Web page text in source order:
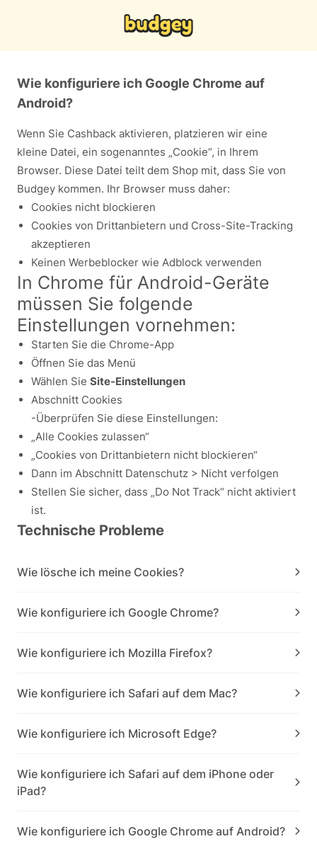
Technische Probleme
Wie lösche ich meine Cookies?
Wie konfiguriere ich Google Chrome?
Wie konfiguriere ich Mozilla Firefox?
Wie konfiguriere ich Safari auf dem Mac?
Wie konfiguriere ich Microsoft Edge?
Wie konfiguriere ich Safari auf dem iPhone oder
iPad?
Wie konfiguriere ich Google Chrome auf Android?
Wie konfiguriere ich Google Chrome auf
Android?
Wenn Sie Cashback aktivieren, platzieren wir eine
kleine Datei, ein sogenanntes „Cookie“, in Ihrem
Browser. Diese Datei teilt dem Shop mit, dass Sie von
Budgey kommen. Ihr Browser muss daher:
Cookies nicht blockieren
Cookies von Drittanbietern und Cross-Site-Tracking
akzeptieren
Keinen Werbeblocker wie Adblock verwenden
In Chrome für Android-Geräte
müssen Sie folgende
Einstellungen vornehmen:
Starten Sie die Chrome-App
Öffnen Sie das Menü
Wählen Sie Site-Einstellungen
Abschnitt Cookies
-Überprüfen Sie diese Einstellungen:
„Alle Cookies zulassen“
„Cookies von Drittanbietern nicht blockieren“
Dann im Abschnitt Datenschutz > Nicht verfolgen
Stellen Sie sicher, dass „Do Not Track“ nicht aktiviert
ist.